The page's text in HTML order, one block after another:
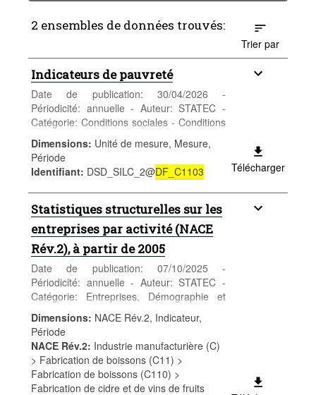
2 ensembles de données trouvés:
Trier par
Indicateurs de pauvreté
Date de publication: 30/04/2026 -
Périodicité: annuelle - Auteur: STATEC -
Catégorie: Conditions sociales - Conditions
de vie - Mots-clés: revenus et pauvreté
***Remplace table DF_C1103***
Dimensions: Unité de mesure, Mesure,
Période
Identifiant: DSD_SILC_2@DF_C1103 Télécharger
Statistiques structurelles sur les
entreprises par activité (NACE
Rév.2), à partir de 2005
Date de publication: 07/10/2025 -
Périodicité: annuelle - Auteur: STATEC -
Catégorie: Entreprises, Démographie et
structure des entreprises - Mots-clés:
Structure des entreprises
Dimensions: NACE Rév.2, Indicateur,
Période
NACE Rév.2: Industrie manufacturière (C)
> Fabrication de boissons (C11) >
Fabrication de boissons (C110) >
Fabrication de cidre et de vins de fruits